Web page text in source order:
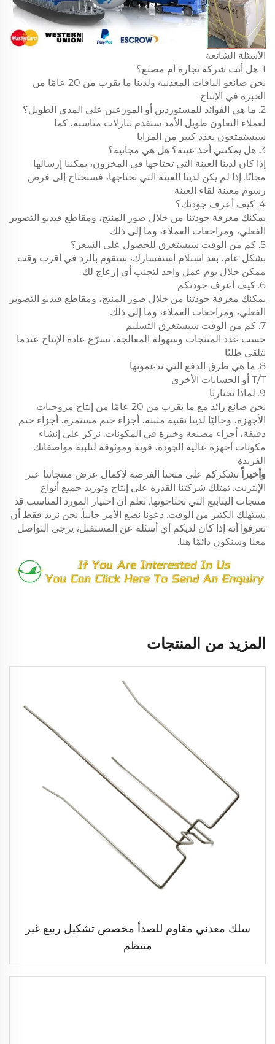
الأسئلة الشائعة
1. هل أنت شركة تجارة أم مصنع؟
نحن صانعو الياقات المعدنية ولدينا ما يقرب من 20 عامًا من
الخبرة في الإنتاج
2. ما هي الفوائد للمستوردين أو الموزعين على المدى الطويل؟
لعملاء التعاون طويل الأمد سنقدم تنازلات مناسبة، كما
سيستمتعون بعدد كبير من المزايا
3. هل يمكنني أخذ عينة؟ هل هي مجانية؟
إذا كان لدينا العينة التي تحتاجها في المخزون، يمكننا إرسالها
مجانًا. إذا لم يكن لدينا العينة التي تحتاجها، فسنحتاج إلى فرض
رسوم معينة لقاء العينة
4. كيف أعرف جودتك؟
يمكنك معرفة جودتنا من خلال صور المنتج، ومقاطع فيديو التصوير
الفعلي، ومراجعات العملاء، وما إلى ذلك
5. كم من الوقت سيستغرق للحصول على السعر؟
بشكل عام، بعد استلام استفسارك، سنقوم بالرد في أقرب وقت
ممكن خلال يوم عمل واحد لتجنب أي إزعاج لك
6. كيف أعرف جودتكم
يمكنك معرفة جودتنا من خلال صور المنتج، ومقاطع فيديو التصوير
الفعلي، ومراجعات العملاء، وما إلى ذلك
7. كم من الوقت سيستغرق التسليم
حسب عدد المنتجات وسهولة المعالجة، نسرّع عادة الإنتاج عندما
نتلقى طلبًا
8. ما هي طرق الدفع التي تدعمونها
T/T أو الحسابات الأخرى
9. لماذا تختارنا
نحن صانع رائد مع ما يقرب من 20 عامًا من إنتاج مروحيات
الأجهزة، وحاليًا لدينا تقنية مثبتة، أجزاء ختم مستمرة، أجزاء ختم
دقيقة، أجزاء مصنعة وخبرة في المكونات. نركز على إنشاء
مكونات أجهزة عالية الجودة، قوية وموثوقة لتلبية مواصفاتك
الفريدة
وأخيراً نشكركم على منحنا الفرصة لإكمال عرض منتجاتنا عبر
الإنترنت. تمتلك شركتنا القدرة على إنتاج وتوريد جميع أنواع
منتجات الينابيع التي تحتاجونها. نعلم أن اختيار المورد المناسب قد
يستهلك الكثير من الوقت. دعونا نضع الأمر جانباً. نحن نريد فقط أن
تعرفوا أنه إذا كان لديكم أي أسئلة عن المستقبل، يرجى التواصل
معنا وسنكون دائمًا هنا.
المزيد من المنتجات
سلك معدني مقاوم للصدأ مخصص تشكيل ربيع غير
منتظم